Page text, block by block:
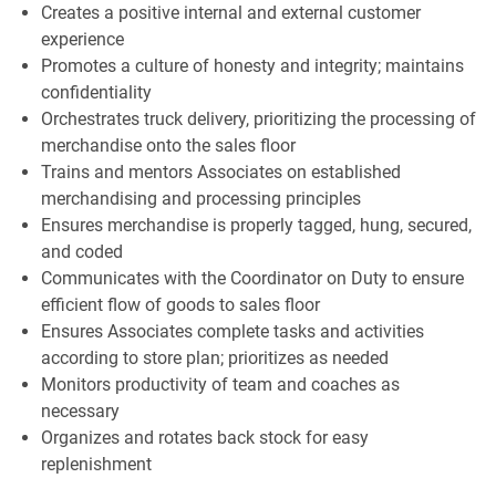
Creates a positive internal and external customer
experience
Promotes a culture of honesty and integrity; maintains
confidentiality
Orchestrates truck delivery, prioritizing the processing of
merchandise onto the sales floor
Trains and mentors Associates on established
merchandising and processing principles
Ensures merchandise is properly tagged, hung, secured,
and coded
Communicates with the Coordinator on Duty to ensure
efficient flow of goods to sales floor
Ensures Associates complete tasks and activities
according to store plan; prioritizes as needed
Monitors productivity of team and coaches as
necessary
Organizes and rotates back stock for easy
replenishment